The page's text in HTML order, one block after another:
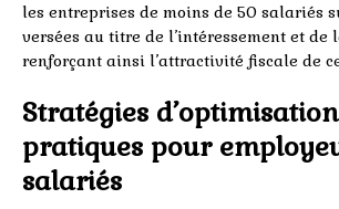
les entreprises de moins de 50 salariés
versées au titre de l’intéressement et
renforçant ainsi l’attractivité fiscale de
Stratégies
pratiques pour
salariés